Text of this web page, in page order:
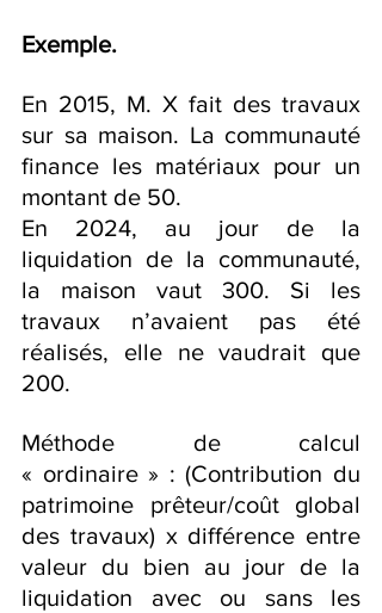
Exemple.
En 2015, M. X fait des travaux
sur sa maison. La communauté
finance les matériaux pour un
montant de 50.
En 2024, au jour de la
liquidation de la communauté,
la maison vaut 300. Si les
travaux n’avaient pas été
réalisés, elle ne vaudrait que
200.
Méthode de calcul
« ordinaire » : (Contribution du
patrimoine prêteur/coût global
des travaux) x différence entre
valeur du bien au jour de la
liquidation avec ou sans les